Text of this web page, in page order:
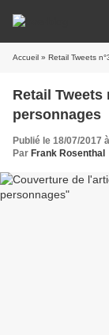
Accueil » Retail Tweets
Retail Tweets
personnages
Publié le 18/07/2017
Par Frank Rosenthal